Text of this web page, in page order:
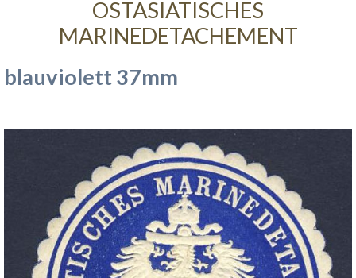
OSTASIATISCHES
MARINEDETACHEMENT
blauviolett 37mm